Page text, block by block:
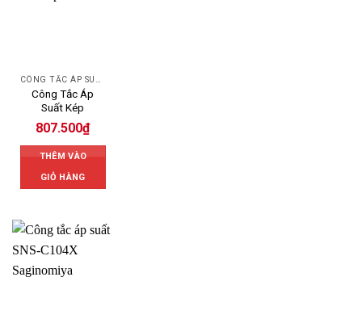
Công Tắc Áp
Suất Kép
807.500₫
THÊM VÀO
GIỎ HÀNG